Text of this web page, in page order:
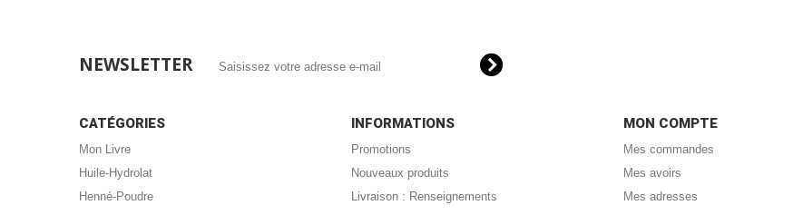
NEWSLETTER
CATÉGORIES
Mon Livre
Huile-Hydrolat
Henné-Poudre
INFORMATIONS
Promotions
Nouveaux produits
Livraison : Renseignements
MON COMPTE
Mes commandes
Mes avoirs
Mes adresses